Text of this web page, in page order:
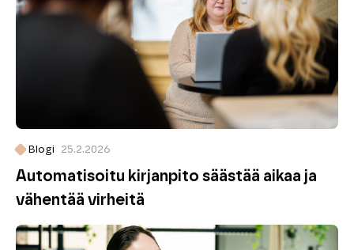
Blogi 25.2.2026
Automatisoitu kirjanpito säästää aikaa ja
vähentää virheitä